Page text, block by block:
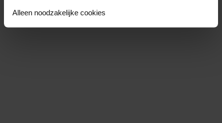
Alleen noodzakelijke cookies